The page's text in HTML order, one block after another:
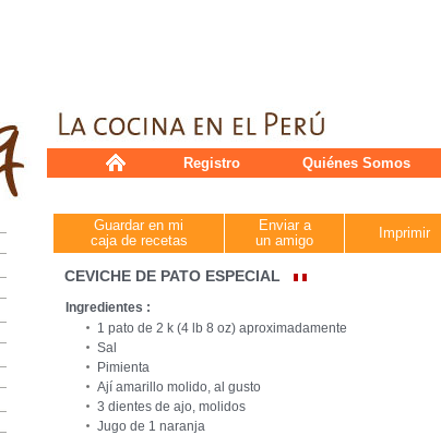
Registro Quiénes Somos
Guardar en mi
caja de recetas
Enviar a
un amigo
Imprimir
CEVICHE DE PATO ESPECIAL
Ingredientes :
1 pato de 2 k (4 lb 8 oz) aproximadamente
Sal
Pimienta
Ají amarillo molido, al gusto
3 dientes de ajo, molidos
Jugo de 1 naranja